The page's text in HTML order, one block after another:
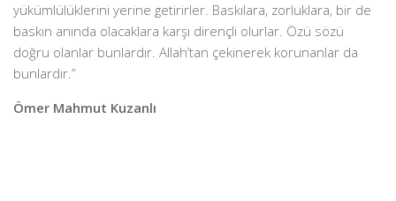
yükümlülüklerini yerine getirirler. Baskılara, zorluklara, bir de
baskın anında olacaklara karşı dirençli olurlar. Özü sözü
doğru olanlar bunlardır. Allah’tan çekinerek korunanlar da
bunlardır.”
Ömer Mahmut Kuzanlı